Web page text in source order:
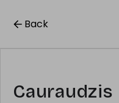
Back
Cauraudzis